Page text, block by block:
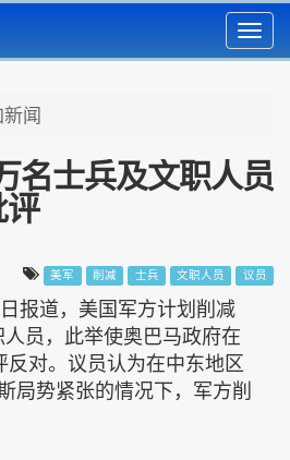
闻
名士兵及文职人员
评
美军 削减 士兵 文职人员 议员
报道，美国军方计划削减
员，此举使奥巴马政府在
反对。议员认为在中东地区
局势紧张的情况下，军方削